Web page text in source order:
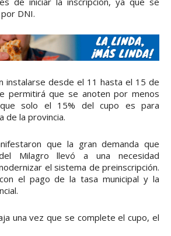
DNI.
instalarse desde el 11 hasta el 15 de
permitirá que se anoten por menos
solo el 15% del cupo es para
de la provincia.
que la gran demanda que
Milagro llevó a una necesidad
el sistema de preinscripción.
el pago de la tasa municipal y la
una vez que se complete el cupo, el